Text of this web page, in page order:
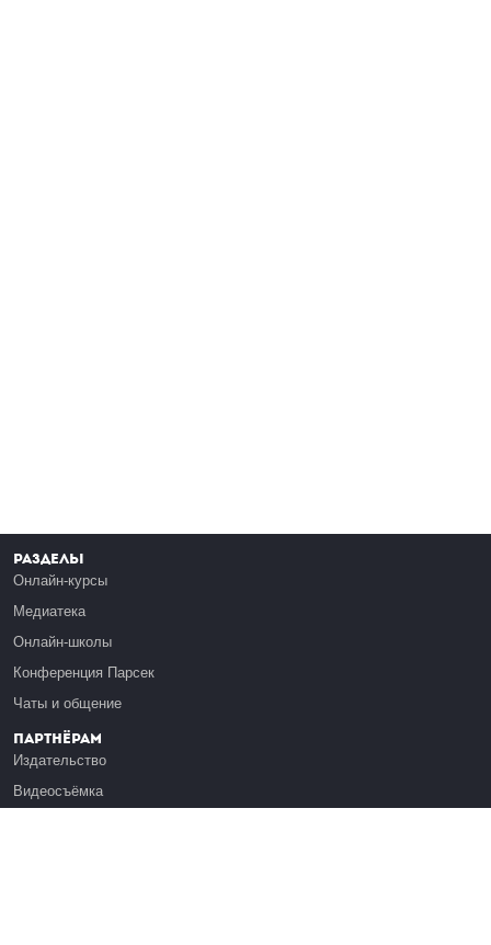
Разделы
Онлайн-курсы
Медиатека
Онлайн-школы
Конференция Парсек
Чаты и общение
Партнёрам
Издательство
Видеосъёмка